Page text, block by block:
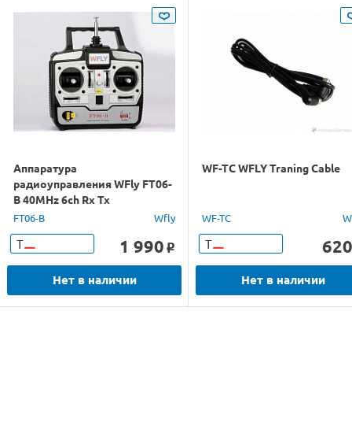
Аппаратура
радиоуправления WFly FT06-
B 40MHz 6ch Rx Tx
FT06-B Wfly
Т 1 990 o
Нет в наличии
WF-TC WFLY Traning Cable
WF-TC
Т 620
Нет в наличии